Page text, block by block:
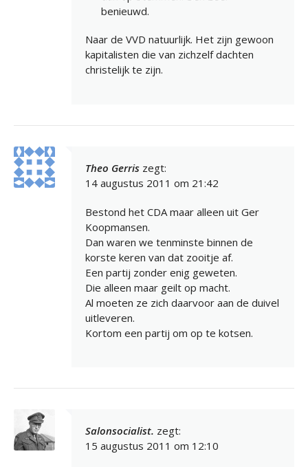
benieuwd.
Naar de VVD natuurlijk. Het zijn gewoon
kapitalisten die van zichzelf dachten
christelijk te zijn.
Theo Gerris zegt:
14 augustus 2011 om 21:42
Bestond het CDA maar alleen uit Ger
Koopmansen.
Dan waren we tenminste binnen de
korste keren van dat zooitje af.
Een partij zonder enig geweten.
Die alleen maar geilt op macht.
Al moeten ze zich daarvoor aan de duivel
uitleveren.
Kortom een partij om op te kotsen.
Salonsocialist. zegt:
15 augustus 2011 om 12:10